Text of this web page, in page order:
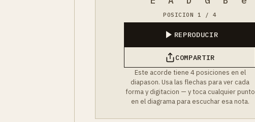
POSICION 1 / 4
REPRODUCIR
COMPARTIR
Este acorde tiene 4 posiciones en el
diapason. Usa las flechas para ver cada
forma y digitacion — y toca cualquier punto
en el diagrama para escuchar esa nota.